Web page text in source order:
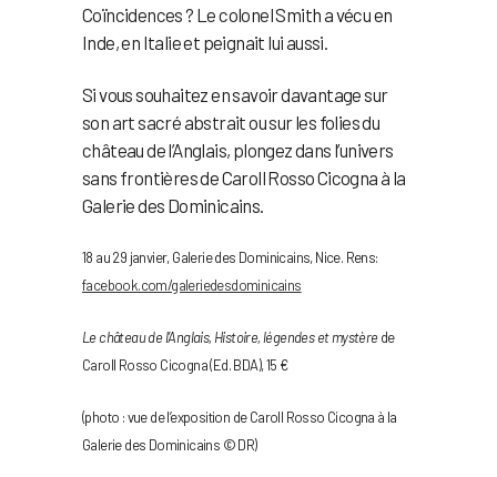
Coïncidences ? Le colonel Smith a vécu en
Inde, en Italie et peignait lui aussi.
Si vous souhaitez en savoir davantage sur
son art sacré abstrait ou sur les folies du
château de l’Anglais, plongez dans l’univers
sans frontières de Caroll Rosso Cicogna à la
Galerie des Dominicains.
18 au 29 janvier, Galerie des Dominicains, Nice. Rens:
facebook.com/galeriedesdominicains
Le château de l’Anglais, Histoire, légendes et mystèrede
Caroll Rosso Cicogna (Ed. BDA), 15 €
(photo : vue de l’exposition de Caroll Rosso Cicogna à la
Galerie des Dominicains © DR)